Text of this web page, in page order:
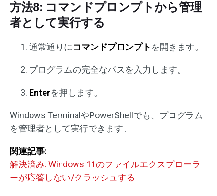
方法8: コマンドプロンプトから管理
者として実行する
通常通りにコマンドプロンプト を開きます。
プログラムの完全なパスを入力します。
Enterを押します。
Windows TerminalやPowerShellでも、プログラム
を管理者として実行できます。
関連記事:
解決済み: Windows 11のファイルエクスプローラ
ーが応答しない/クラッシュする